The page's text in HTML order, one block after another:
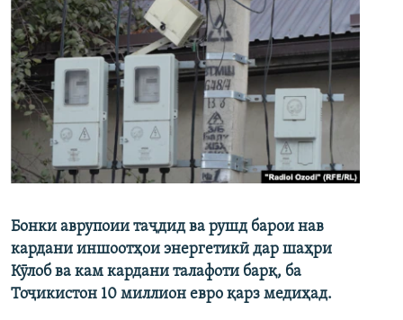
Бонки аврупоии таҷдид ва рушд барои нав
кардани иншоотҳои энергетикӣ дар шаҳри
Кӯлоб ва кам кардани талафоти барқ, ба
Тоҷикистон 10 миллион евро қарз медиҳад.